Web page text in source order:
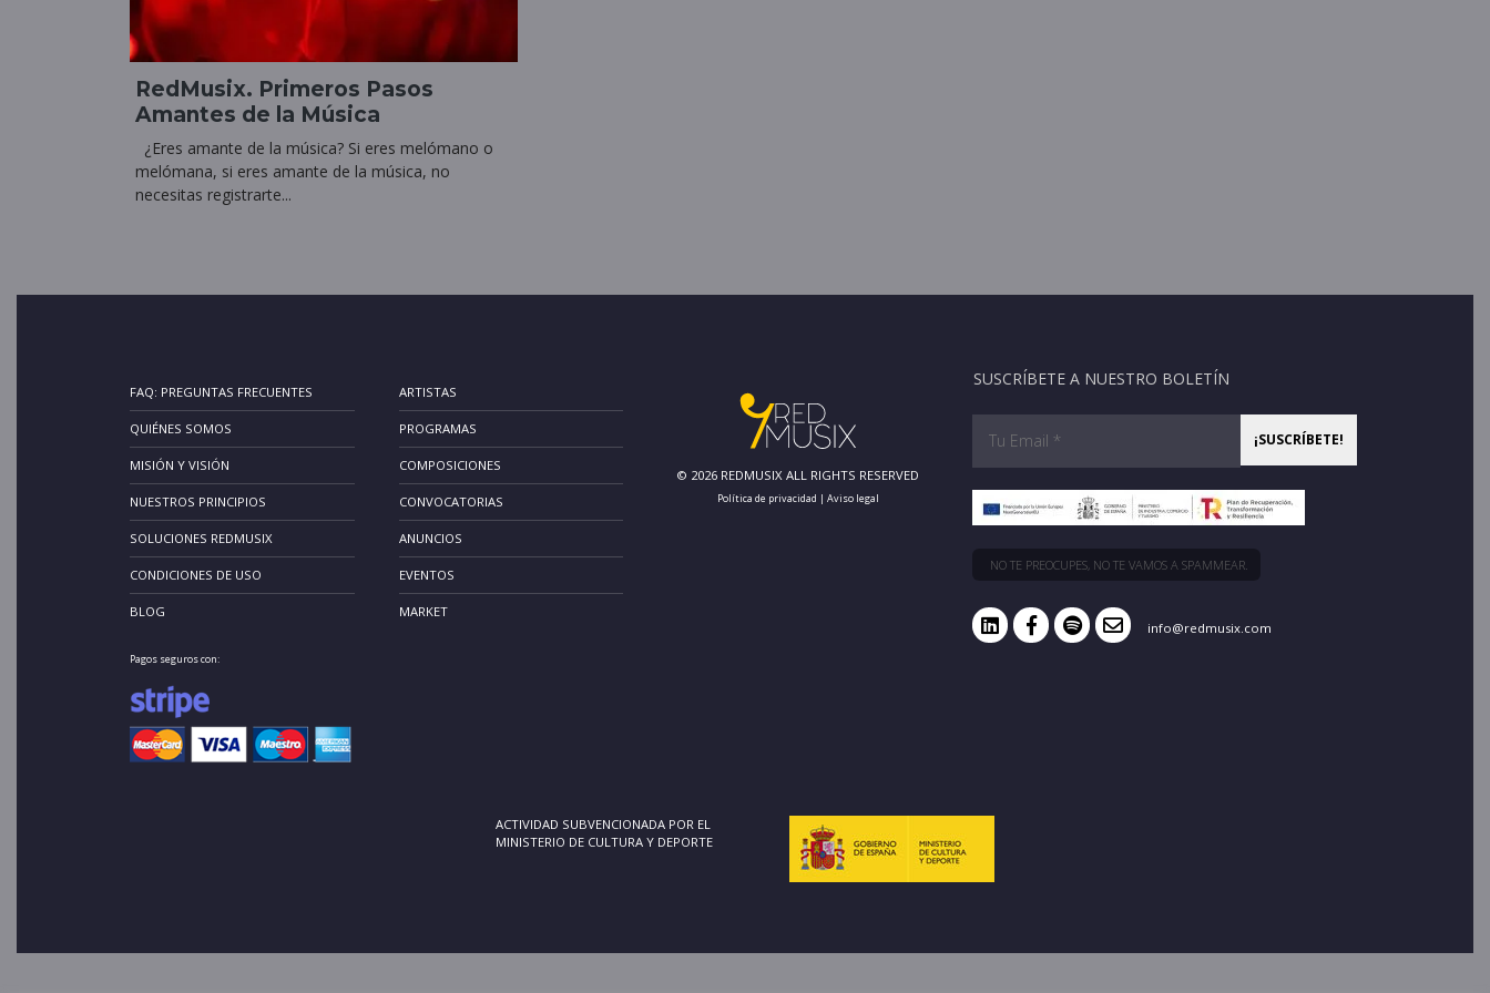
RedMusix. Primeros Pasos
Amantes de la Música
¿Eres amante de la música? Si eres melómano o
melómana, si eres amante de la música, no
necesitas registrarte...
FAQ: PREGUNTAS FRECUENTES
QUIÉNES SOMOS
MISIÓN Y VISIÓN
NUESTROS PRINCIPIOS
SOLUCIONES REDMUSIX
CONDICIONES DE USO
BLOG
ARTISTAS
PROGRAMAS
COMPOSICIONES
CONVOCATORIAS
ANUNCIOS
EVENTOS
MARKET
Pagos seguros con:
© 2026 REDMUSIX ALL RIGHTS RESERVED
Política de privacidad | Aviso legal
SUSCRÍBETE A NUESTRO BOLETÍN
NO TE PREOCUPES, NO TE VAMOS A SPAMMEAR.
info@redmusix.com
ACTIVIDAD SUBVENCIONADA POR EL
MINISTERIO DE CULTURA Y DEPORTE